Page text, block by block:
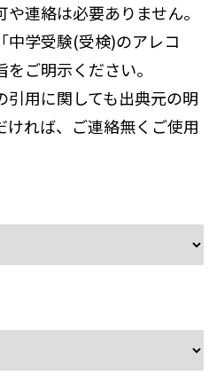
連絡は必要ありません。
中学受験(受検)のアレコ
ご明示ください。
引用に関しても出典元の明
れば、ご連絡無くご使用